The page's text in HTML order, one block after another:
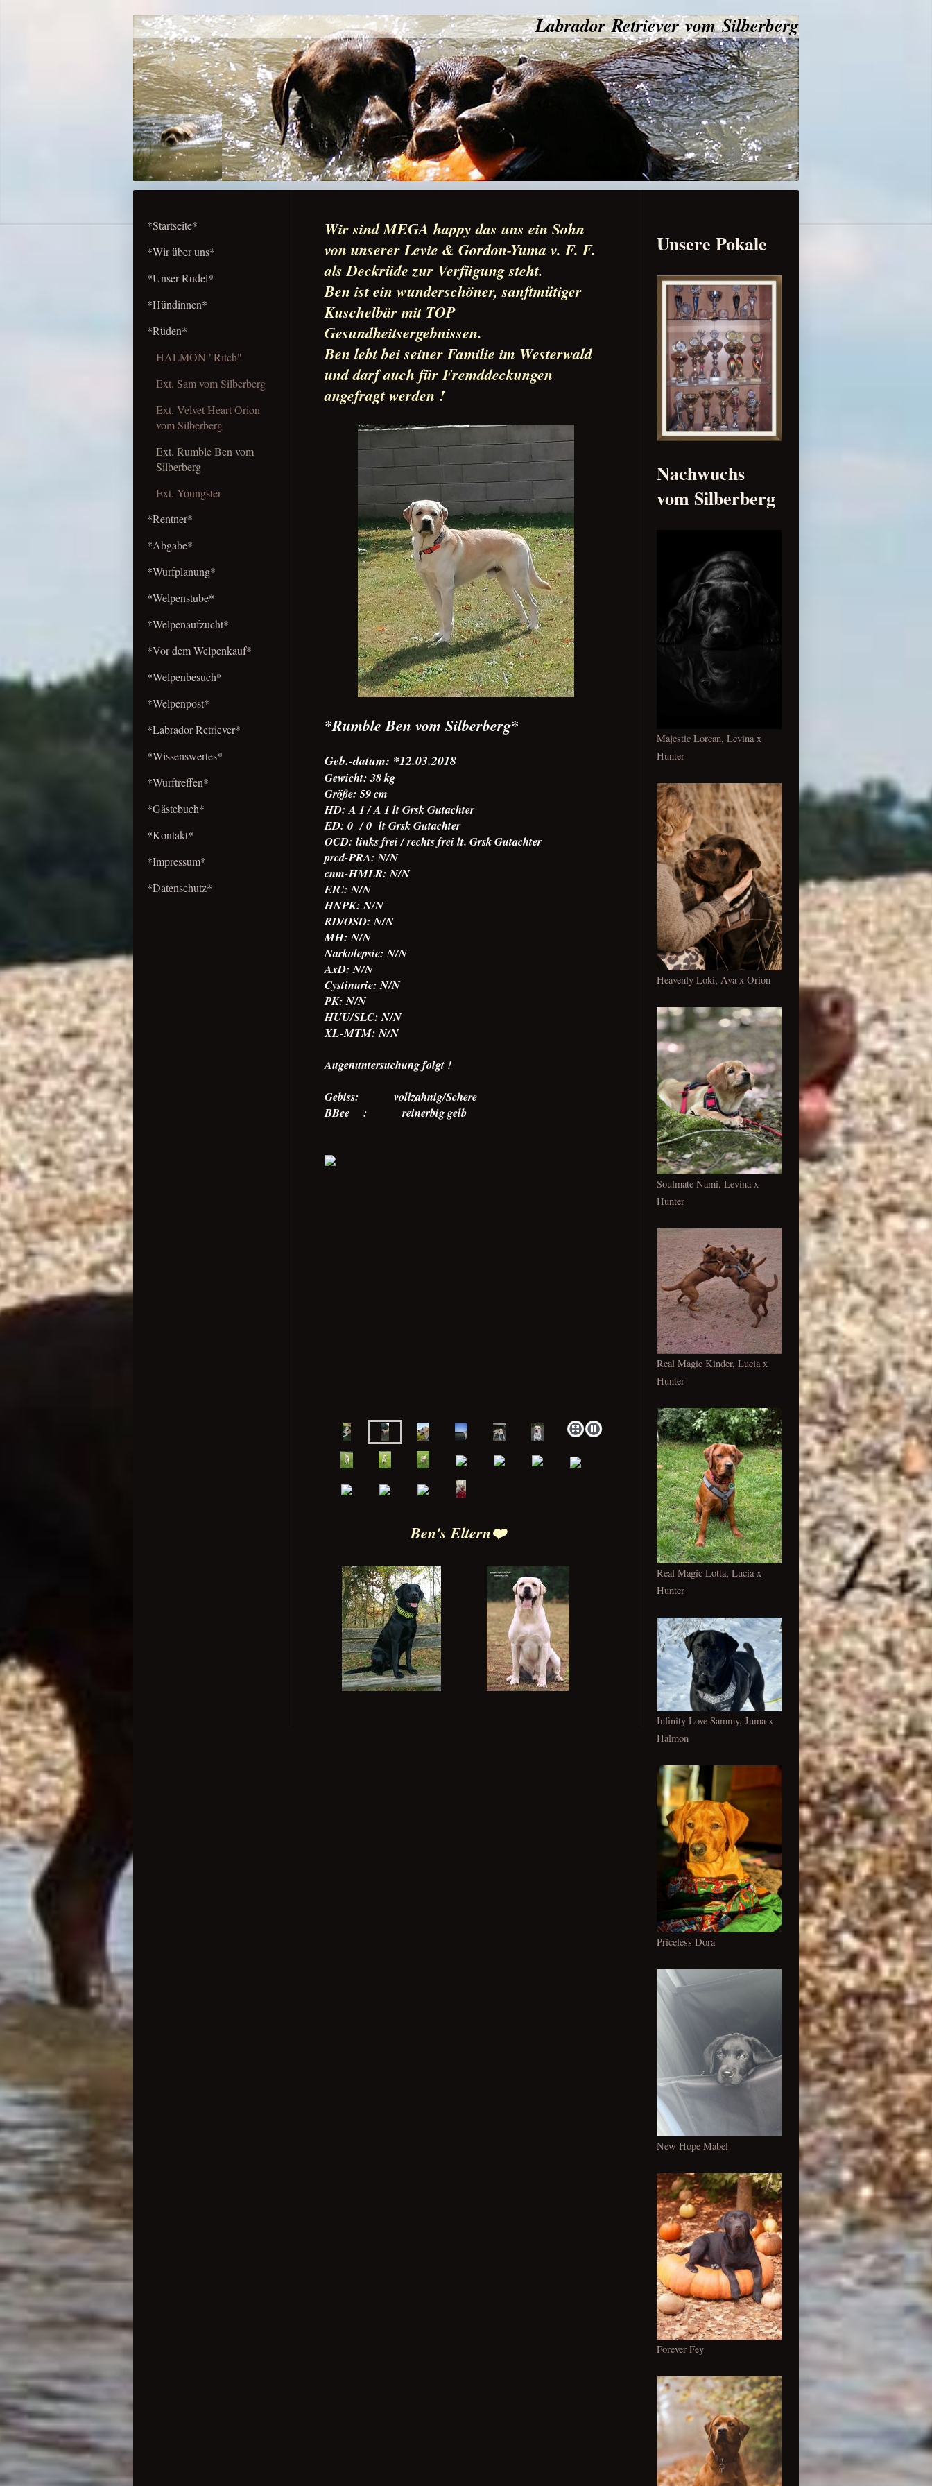
Labrador Retriever vom Silberberg
*Startseite*
*Wir über uns*
*Unser Rudel*
*Hündinnen*
*Rüden*
HALMON "Ritch"
Ext. Sam vom Silberberg
Ext. Velvet Heart Orion
vom Silberberg
Ext. Rumble Ben vom
Silberberg
Ext. Youngster
*Rentner*
*Abgabe*
*Wurfplanung*
*Welpenstube*
*Welpenaufzucht*
*Vor dem Welpenkauf*
*Welpenbesuch*
*Welpenpost*
*Labrador Retriever*
*Wissenswertes*
*Wurftreffen*
*Gästebuch*
*Kontakt*
*Impressum*
*Datenschutz*
Wir sind MEGA happy das uns ein Sohn
von unserer Levie & Gordon-Yuma v. F. F.
als Deckrüde zur Verfügung steht.
Ben ist ein wunderschöner, sanftmütiger
Kuschelbär mit TOP
Gesundheitsergebnissen.
Ben lebt bei seiner Familie im Westerwald
und darf auch für Fremddeckungen
angefragt werden !
*Rumble Ben vom Silberberg*
Geb.-datum: *12.03.2018
Gewicht: 38 kg
Größe: 59 cm
HD: A 1 / A 1 lt Grsk Gutachter
ED: 0 / 0 lt Grsk Gutachter
OCD: links frei / rechts frei lt. Grsk Gutachter
prcd-PRA: N/N
cnm-HMLR: N/N
EIC: N/N
HNPK: N/N
RD/OSD: N/N
MH: N/N
Narkolepsie: N/N
AxD: N/N
Cystinurie: N/N
PK: N/N
HUU/SLC: N/N
XL-MTM: N/N
Augenuntersuchung folgt !
Gebiss: vollzahnig/Schere
BBee : reinerbig gelb
Ben's Eltern❤️
Unsere Pokale
Nachwuchs
vom Silberberg
Majestic Lorcan, Levina x
Hunter
Heavenly Loki, Ava x Orion
Soulmate Nami, Levina x
Hunter
Real Magic Kinder, Lucia x
Hunter
Real Magic Lotta, Lucia x
Hunter
Infinity Love Sammy, Juma x
Halmon
Priceless Dora
New Hope Mabel
Forever Fey